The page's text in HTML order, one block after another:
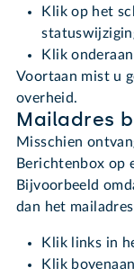
Klik op het
Klik
Voortaan mist u
overheid.
Mailadres
Misschien
Berichtenbox op
Bijvoorbeeld
dan het
Klik links in
Klik